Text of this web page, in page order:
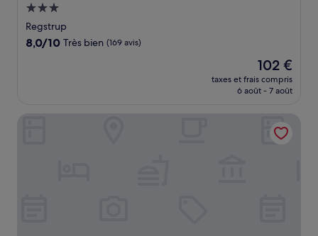
Hébergement
3.0 étoiles
Regstrup
8.0
8,0/10 Très bien (169 avis)
Le
nouveau
prix
de
102 €
102 €
taxes et frais compris
6 août - 7 août